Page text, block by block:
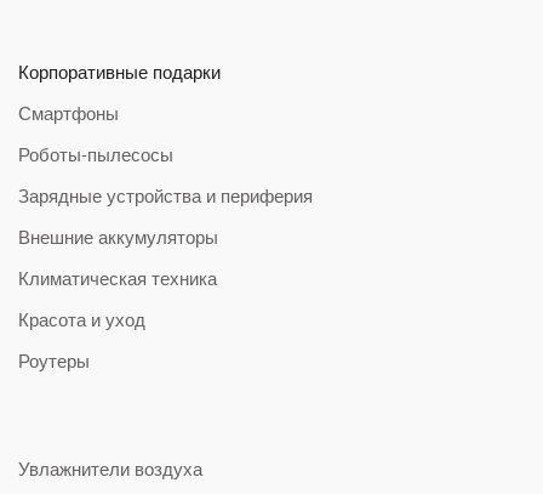
Корпоративные подарки
Смартфоны
Роботы-пылесосы
Зарядные устройства и периферия
Внешние аккумуляторы
Климатическая техника
Красота и уход
Роутеры
Увлажнители воздуха